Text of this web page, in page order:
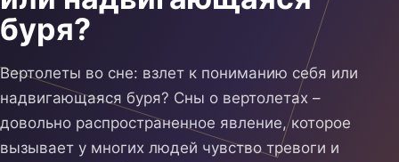
буря?
Вертолеты во сне: взлет к пониманию себя или
надвигающаяся буря? Сны о вертолетах –
довольно распространенное явление, которое
вызывает у многих людей чувство тревоги и